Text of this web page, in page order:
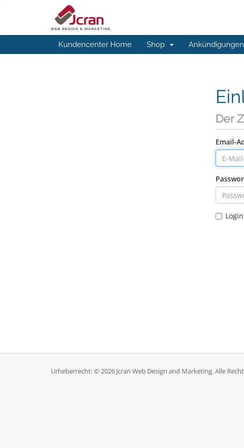
Kundencenter Home Shop Ankündigungen
Der
Email-
Urheberrecht: © 2026 Jcran Web Design and Marketing. Alle